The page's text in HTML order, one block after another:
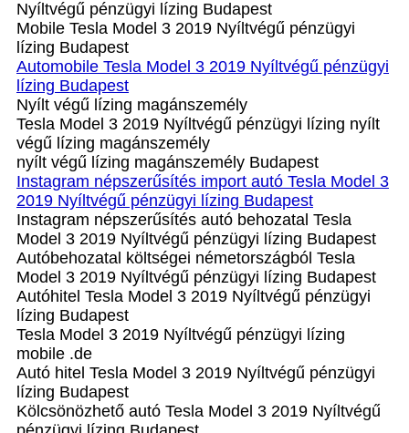
Nyíltvégű pénzügyi lízing Budapest
Mobile Tesla Model 3 2019 Nyíltvégű pénzügyi
lízing Budapest
Automobile Tesla Model 3 2019 Nyíltvégű pénzügyi
lízing Budapest
Nyílt végű lízing magánszemély
Tesla Model 3 2019 Nyíltvégű pénzügyi lízing nyílt
végű lízing magánszemély
nyílt végű lízing magánszemély Budapest
Instagram népszerűsítés import autó Tesla Model 3
2019 Nyíltvégű pénzügyi lízing Budapest
Instagram népszerűsítés autó behozatal Tesla
Model 3 2019 Nyíltvégű pénzügyi lízing Budapest
Autóbehozatal költségei németországból Tesla
Model 3 2019 Nyíltvégű pénzügyi lízing Budapest
Autóhitel Tesla Model 3 2019 Nyíltvégű pénzügyi
lízing Budapest
Tesla Model 3 2019 Nyíltvégű pénzügyi lízing
mobile .de
Autó hitel Tesla Model 3 2019 Nyíltvégű pénzügyi
lízing Budapest
Kölcsönözhető autó Tesla Model 3 2019 Nyíltvégű